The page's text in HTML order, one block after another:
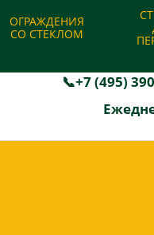
Акции и
Производство и
📞+7 (495)
ОГРАЖДЕНИЯ
СО СТЕКЛОМ